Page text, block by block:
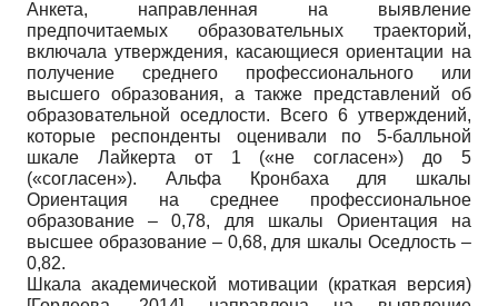
Анкета, направленная на выявление
предпочитаемых образовательных траекторий,
включала утверждения, касающиеся ориентации на
получение среднего профессионального или
высшего образования, а также представлений об
образовательной оседлости. Всего 6 утверждений,
которые респонденты оценивали по 5-балльной
шкале Лайкерта от 1 («не согласен») до 5
(«согласен»). Альфа Кронбаха для шкалы
Ориентация на среднее профессиональное
образование – 0,78, для шкалы Ориентация на
высшее образование – 0,68, для шкалы Оседлость –
0,82.
Шкала академической мотивации (краткая версия)